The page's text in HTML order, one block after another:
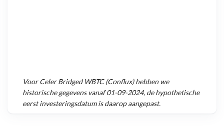
VoorCeler Bridged WBTC (Conflux)hebben we
historische gegevens vanaf01-09-2024, de hypothetische
eerst investeringsdatum is daarop aangepast.